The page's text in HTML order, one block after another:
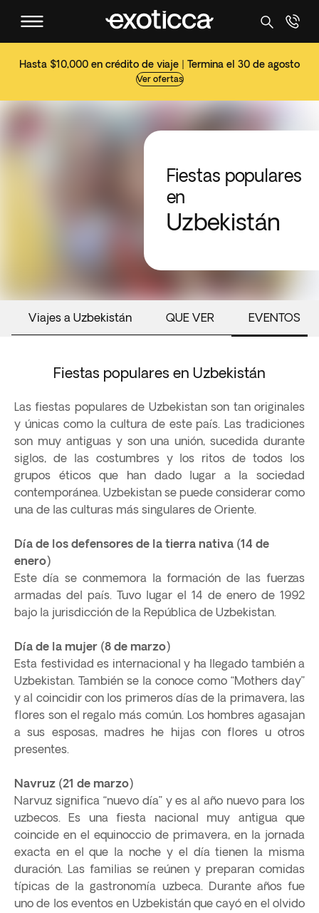
Hasta $10,000 en crédito de viaje | Termina el 30 de agosto
Ver ofertas
Fiestas populares
en
Uzbekistán
Viajes a Uzbekistán QUE VER EVENTOS
Fiestas populares en Uzbekistán
Las fiestas populares de Uzbekistan son tan originales
y únicas como la cultura de este país. Las tradiciones
son muy antiguas y son una unión, sucedida durante
siglos, de las costumbres y los ritos de todos los
grupos éticos que han dado lugar a la sociedad
contemporánea. Uzbekistan se puede considerar como
una de las culturas más singulares de Oriente.
Día de los defensores de la tierra nativa (14 de
enero)
Este día se conmemora la formación de las fuerzas
armadas del país. Tuvo lugar el 14 de enero de 1992
bajo la jurisdicción de la República de Uzbekistan.
Día de la mujer (8 de marzo)
Esta festividad es internacional y ha llegado también a
Uzbekistan. También se la conoce como “Mothers day”
y al coincidir con los primeros días de la primavera, las
flores son el regalo más común. Los hombres agasajan
a sus esposas, madres he hijas con flores u otros
presentes.
Navruz (21 de marzo)
Narvuz significa “nuevo día” y es al año nuevo para los
uzbecos. Es una fiesta nacional muy antigua que
coincide en el equinoccio de primavera, en la jornada
exacta en el que la noche y el día tienen la misma
duración. Las familias se reúnen y preparan comidas
típicas de la gastronomía uzbeca. Durante años fue
uno de los eventos en Uzbekistán que cayó en el olvido